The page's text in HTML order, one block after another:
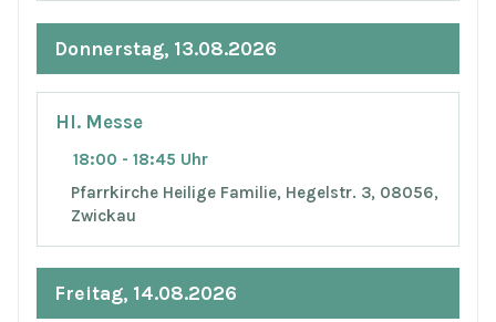
Donnerstag, 13.08.2026
Hl. Messe
18:00 - 18:45 Uhr
Pfarrkirche Heilige Familie, Hegelstr. 3, 08056,
Zwickau
Freitag, 14.08.2026